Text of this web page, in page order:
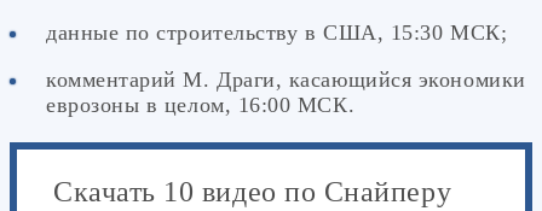
данные по строительству в США, 15:30 МСК;
комментарий М. Драги, касающийся экономики
еврозоны в целом, 16:00 МСК.
Скачать 10 видео по Снайперу